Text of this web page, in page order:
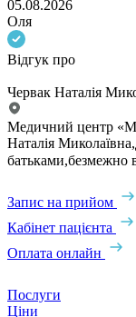
05.08.2026
Оля
Відгук про
Червак Наталія
Медичний центр
Наталія
Запис на прийом
Кабінет пацієнта
Оплата онлайн
Послуги
Ціни